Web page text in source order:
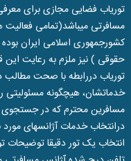
توریاب فضایی مجازی برای
مسافرتی میباشد(تمامی
کشورجمهوری اسلامی ایران
حقوقی ) نیز ملزم به رعایت
توریاب دررابطه با صحت
خدماتشان، هیچگونه مسئولیتی
مسافرین محترم که در
درانتخاب خدمات آژانسهای مورد
انتخاب یک تور دقیقا توضیحات